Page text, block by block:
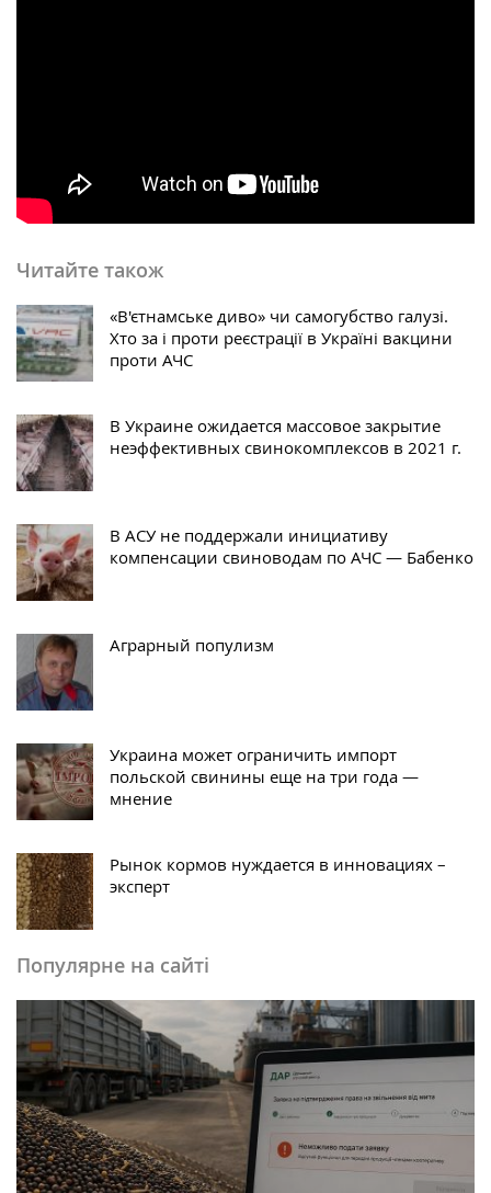
Читайте також
«В'єтнамське диво» чи самогубство галузі.
Хто за і проти реєстрації в Україні вакцини
проти АЧС
В Украине ожидается массовое закрытие
неэффективных свинокомплексов в 2021 г.
В АСУ не поддержали инициативу
компенсации свиноводам по АЧС — Бабенко
Аграрный популизм
Украина может ограничить импорт
польской свинины еще на три года —
мнение
Рынок кормов нуждается в инновациях –
эксперт
Популярне на сайті